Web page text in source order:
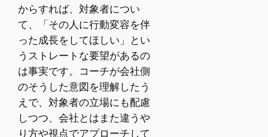
からすれば、対象者につい
て、「その人に行動変容を伴
った成長をしてほしい」とい
うストレートな要望があるの
は事実です。コーチが会社側
のそうした意図を理解したう
えで、対象者の立場にも配慮
しつつ、会社とはまた違うや
り方や視点でアプローチして